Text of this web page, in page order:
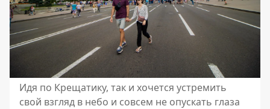
Идя по Крещатику, так и хочется устремить
свой взгляд в небо и совсем не опускать глаза